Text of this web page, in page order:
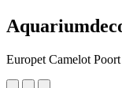
Europet Camelot Poort